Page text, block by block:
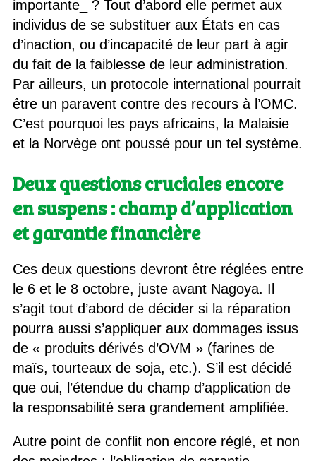
importante_ ? Tout d’abord elle permet aux
individus de se substituer aux États en cas
d’inaction, ou d’incapacité de leur part à agir
du fait de la faiblesse de leur administration.
Par ailleurs, un protocole international pourrait
être un paravent contre des recours à l’OMC.
C’est pourquoi les pays africains, la Malaisie
et la Norvège ont poussé pour un tel système.
Deux questions cruciales encore
en suspens : champ d’application
et garantie financière
Ces deux questions devront être réglées entre
le 6 et le 8 octobre, juste avant Nagoya. Il
s’agit tout d’abord de décider si la réparation
pourra aussi s’appliquer aux dommages issus
de « produits dérivés d’OVM » (farines de
maïs, tourteaux de soja, etc.). S’il est décidé
que oui, l’étendue du champ d’application de
la responsabilité sera grandement amplifiée.
Autre point de conflit non encore réglé, et non